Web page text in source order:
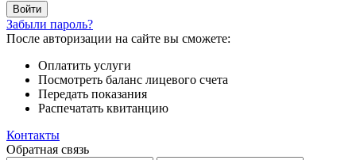
Забыли пароль?
После авторизации на сайте вы сможете:
Оплатить услуги
Посмотреть баланс лицевого счета
Передать показания
Распечатать квитанцию
Контакты
Обратная связь